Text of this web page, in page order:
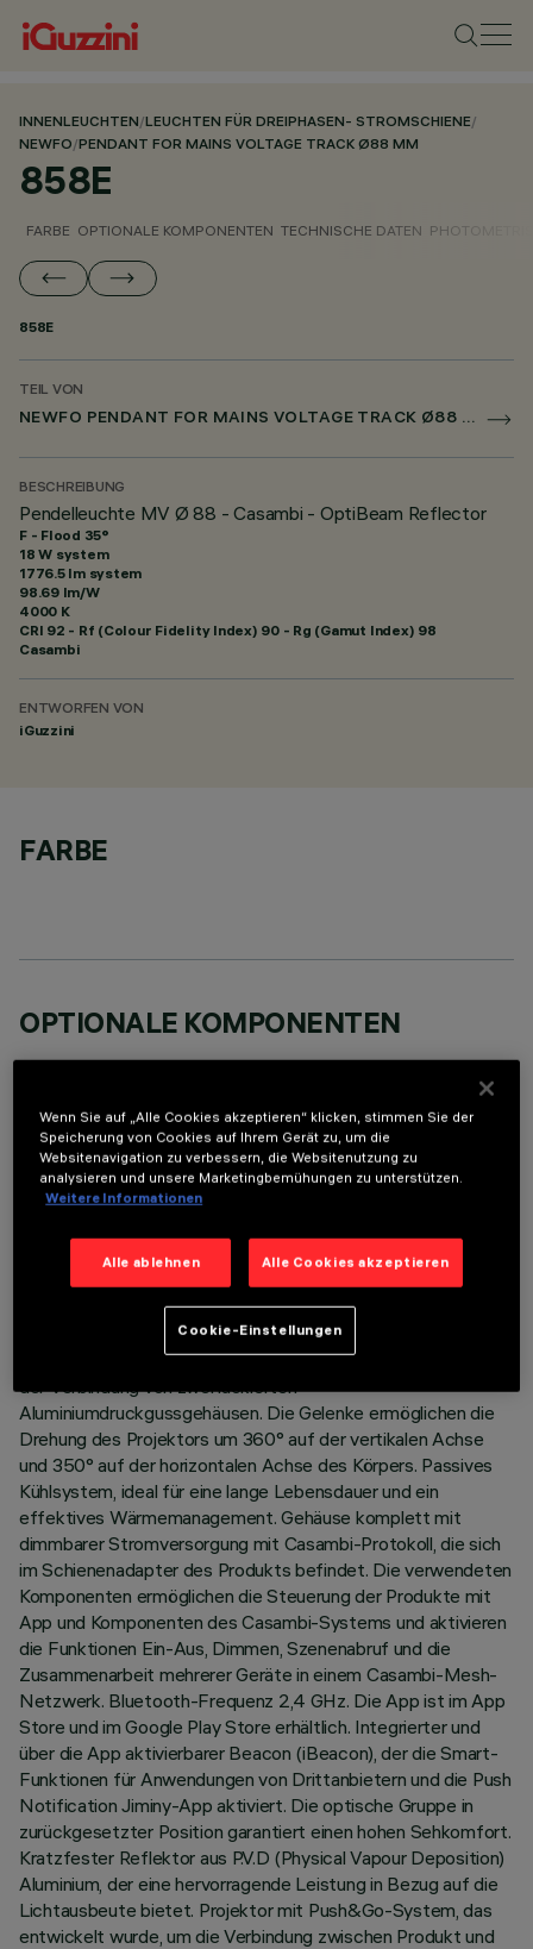
INNENLEUCHTEN/LEUCHTEN FÜR DREIPHASEN- STROMSCHIENE/
NEWFO/PENDANT FOR MAINS VOLTAGE TRACK Ø88 MM
858E
FARBE OPTIONALE KOMPONENTEN TECHNISCHE DATEN
858E
TEIL VON
NEWFO PENDANT FOR MAINS VOLTAGE TRACK Ø88 MM
BESCHREIBUNG
Pendelleuchte MV Ø 88 - Casambi - OptiBeam Reflector
F - Flood 35°
18 W system
1776.5 lm system
98.69 lm/W
4000 K
CRI 92 - Rf (Colour Fidelity Index) 90 - Rg (Gamut Index) 98
Casambi
ENTWORFEN VON
iGuzzini
FARBE
OPTIONALE KOMPONENTEN
TECHNISCHE DATEN
BESCHREIBUNG
Schwenkbarer Strahler Ø88 mit Adapter für die Installation
an einer Stromschienenspannung. Gehäuse bestehend aus
der Verbindung von zwei lackierten
Aluminiumdruckgussgehäusen. Die Gelenke ermöglichen die
Drehung des Projektors um 360° auf der vertikalen Achse
und 350° auf der horizontalen Achse des Körpers. Passives
Kühlsystem, ideal für eine lange Lebensdauer und ein
effektives Wärmemanagement. Gehäuse komplett mit
dimmbarer Stromversorgung mit Casambi-Protokoll, die sich
im Schienenadapter des Produkts befindet. Die verwendeten
Komponenten ermöglichen die Steuerung der Produkte mit
App und Komponenten des Casambi-Systems und aktivieren
die Funktionen Ein-Aus, Dimmen, Szenenabruf und die
Zusammenarbeit mehrerer Geräte in einem Casambi-Mesh-
Netzwerk. Bluetooth-Frequenz 2,4 GHz. Die App ist im App
Store und im Google Play Store erhältlich. Integrierter und
über die App aktivierbarer Beacon (iBeacon), der die Smart-
Funktionen für Anwendungen von Drittanbietern und die Push
Notification Jiminy-App aktiviert. Die optische Gruppe in
zurückgesetzter Position garantiert einen hohen Sehkomfort.
Kratzfester Reflektor aus P.V.D (Physical Vapour Deposition)
Aluminium, der eine hervorragende Leistung in Bezug auf die
Lichtausbeute bietet. Projektor mit Push&Go-System, das
entwickelt wurde, um die Verbindung zwischen Produkt und
Wenn Sie auf „Alle Cookies akzeptieren“ klicken, stimmen Sie der
Speicherung von Cookies auf Ihrem Gerät zu, um die
Websitenavigation zu verbessern, die Websitenutzung zu
analysieren und unsere Marketingbemühungen zu unterstützen.
Weitere Informationen
Alle ablehnen Alle Cookies akzeptieren
Cookie-Einstellungen